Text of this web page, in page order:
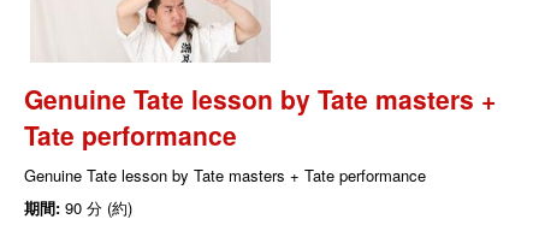
Genuine Tate lesson by Tate masters +
Tate performance
Genuine Tate lesson by Tate masters + Tate performance
期間: 90 分 (約)